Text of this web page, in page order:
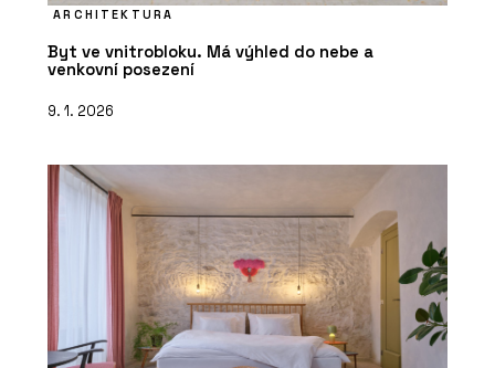
ARCHITEKTURA
Byt ve vnitrobloku. Má výhled do nebe a
venkovní posezení
9. 1. 2026